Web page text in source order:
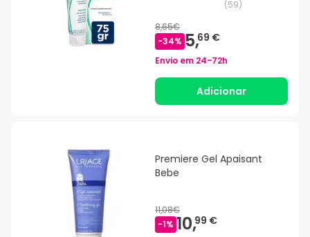
(59)
8,65€
-34% 5,69 €
Envio em 24-72h
Adicionar
Premiere Gel Apaisant
Bebe
11,08€
-1% 10,99 €